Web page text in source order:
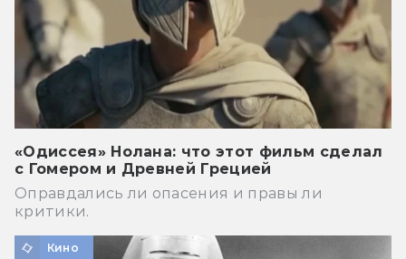
«Одиссея» Нолана: что этот фильм сделал
с Гомером и Древней Грецией
Оправдались ли опасения и правы ли
критики.
Кино